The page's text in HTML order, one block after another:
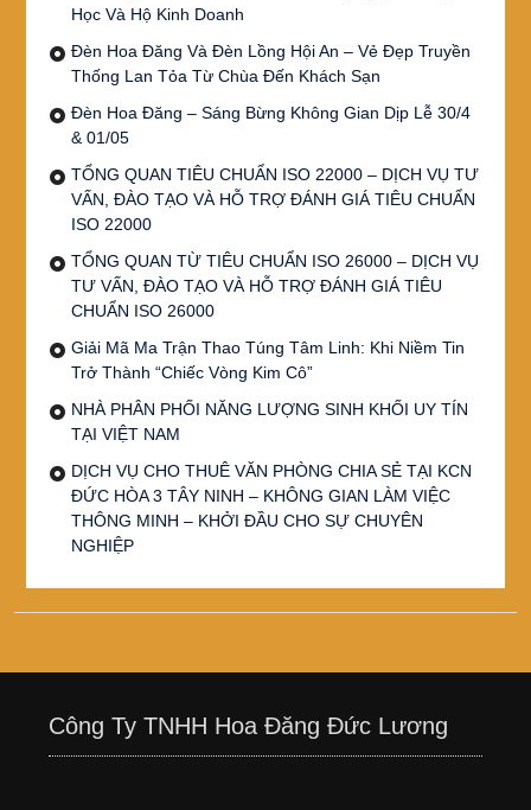
Học Và Hộ Kinh Doanh
Đèn Hoa Đăng Và Đèn Lồng Hội An – Vẻ Đẹp Truyền
Thống Lan Tỏa Từ Chùa Đến Khách Sạn
Đèn Hoa Đăng – Sáng Bừng Không Gian Dịp Lễ 30/4
& 01/05
TỔNG QUAN TIÊU CHUẨN ISO 22000 – DỊCH VỤ TƯ
VẤN, ĐÀO TẠO VÀ HỖ TRỢ ĐÁNH GIÁ TIÊU CHUẨN
ISO 22000
TỔNG QUAN TỪ TIÊU CHUẨN ISO 26000 – DỊCH VỤ
TƯ VẤN, ĐÀO TẠO VÀ HỖ TRỢ ĐÁNH GIÁ TIÊU
CHUẨN ISO 26000
Giải Mã Ma Trận Thao Túng Tâm Linh: Khi Niềm Tin
Trở Thành “Chiếc Vòng Kim Cô”
NHÀ PHÂN PHỐI NĂNG LƯỢNG SINH KHỐI UY TÍN
TẠI VIỆT NAM
DỊCH VỤ CHO THUÊ VĂN PHÒNG CHIA SẺ TẠI KCN
ĐỨC HÒA 3 TÂY NINH – KHÔNG GIAN LÀM VIỆC
THÔNG MINH – KHỞI ĐẦU CHO SỰ CHUYÊN
NGHIỆP
Công Ty TNHH Hoa Đăng Đức Lương